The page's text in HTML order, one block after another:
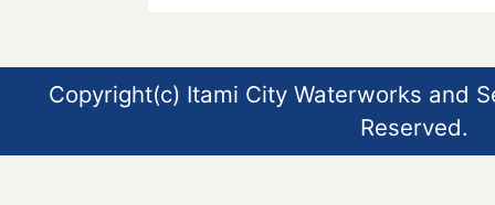
Copyright(c) Itami City Waterworks and
Reserved.